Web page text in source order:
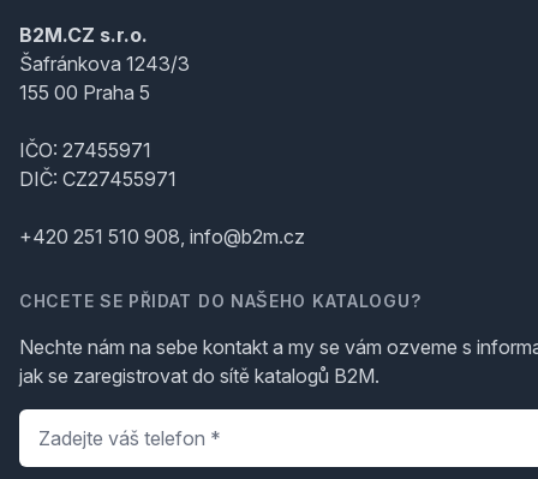
B2M.CZ s.r.o.
Šafránkova 1243/3
155 00 Praha 5
IČO: 27455971
DIČ: CZ27455971
+420 251 510 908, info@b2m.cz
CHCETE SE PŘIDAT DO NAŠEHO KATALOGU?
Nechte nám na sebe kontakt a my se vám ozveme s
jak se zaregistrovat do sítě katalogů B2M.
Telefon